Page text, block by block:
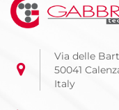
Via delle
50041
Italy